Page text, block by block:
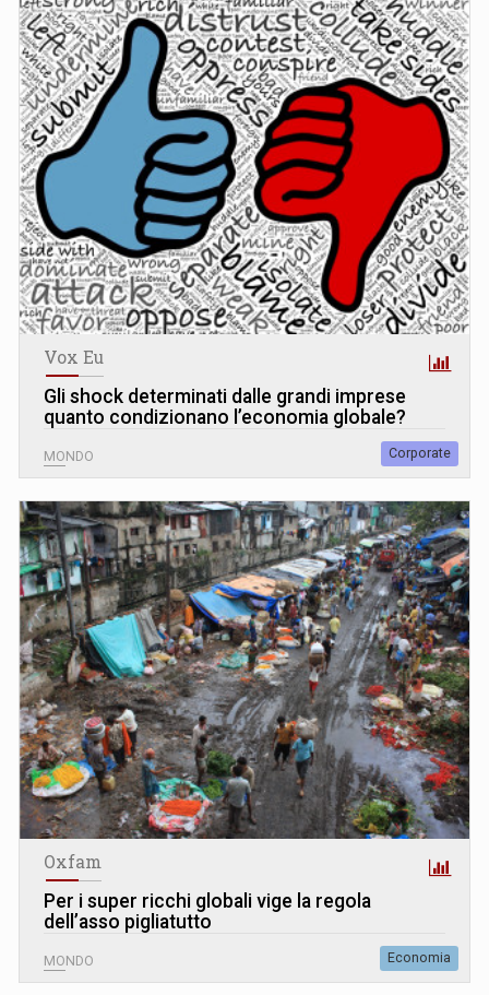
Vox Eu
Gli shock determinati dalle grandi imprese
quanto condizionano l’economia globale?
MONDO Corporate
Oxfam
Per i super ricchi globali vige la regola
dell’asso pigliatutto
MONDO Economia